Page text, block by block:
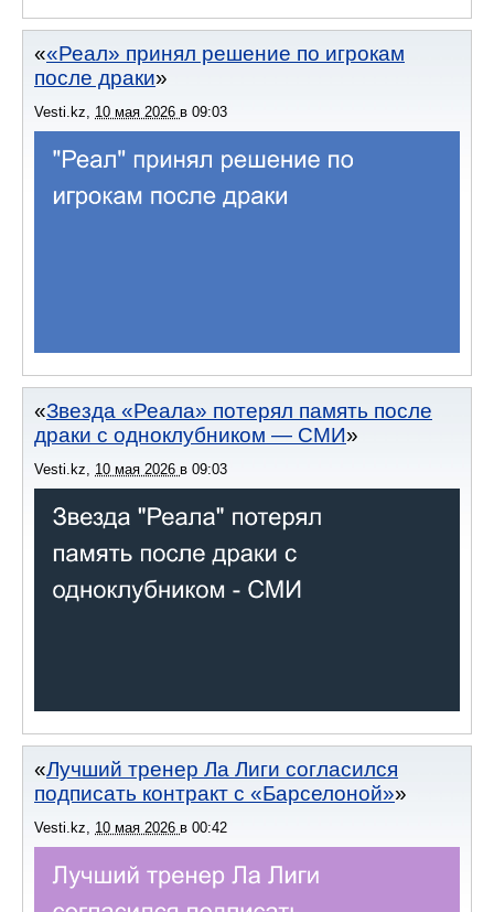
«Реал» принял решение по игрокам
после драки
Vesti.kz 10 мая 2026 в 09:03
Звезда «Реала» потерял память после
драки с одноклубником — СМИ
Vesti.kz, 10 мая 2026 в 09:03
Лучший тренер Ла Лиги согласился
подписать контракт с «Барселоной»
Vesti.kz, 10 мая 2026 в 00:42